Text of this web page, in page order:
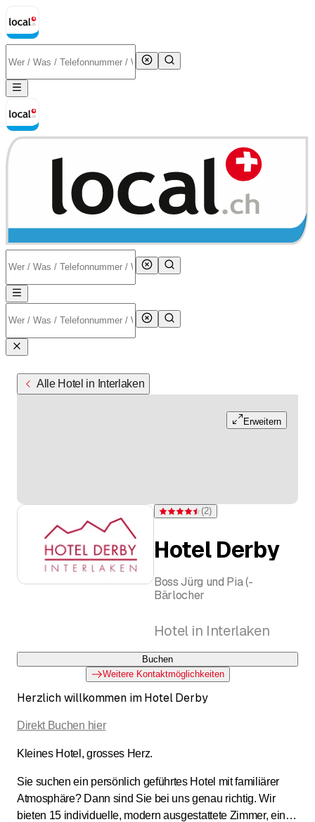
Alle Hotel in Interlaken
Erweitern
Bewertung 4,5 von 5 Sternen bei 2
(2)
Hotel Derby
Boss Jürg und Pia (-
Bärlocher
Hotel in Interlaken
Buchen
Weitere Kontaktmöglichkeiten
Herzlich willkommen im Hotel Derby
Direkt Buchen hier
Kleines Hotel, grosses Herz.
Sie suchen ein persönlich geführtes Hotel mit familiärer
Atmosphäre? Dann sind Sie bei uns genau richtig. Wir
bieten 15 individuelle, modern ausgestattete Zimmer, ein